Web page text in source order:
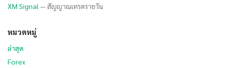
XM Signal — สัญญาณเทรดรายวัน
หมวดหมู่
ล่าสุด
Forex